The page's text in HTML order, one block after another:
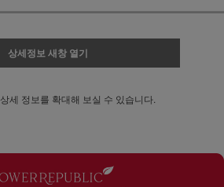
상세정보 새창 열기
상세 정보를 확대해 보실 수 있습니다.